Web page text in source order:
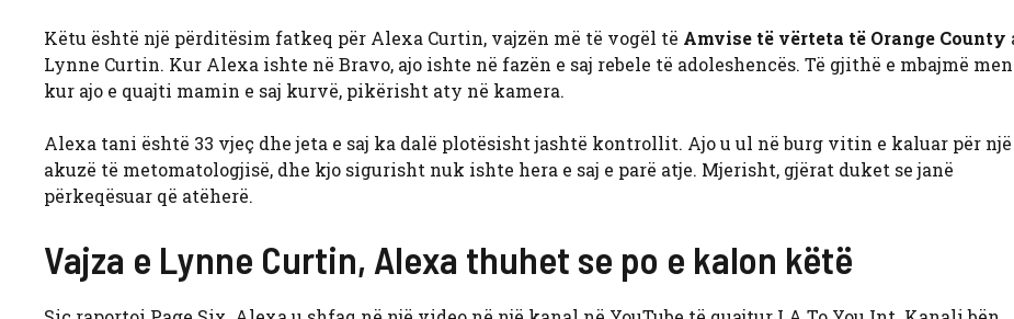
Këtu është një përditësim fatkeq për Alexa Curtin, vajzën më të vogël të Amvise të vërteta të Orange County
Lynne Curtin. Kur Alexa ishte në Bravo, ajo ishte në fazën e saj rebele të adoleshencës. Të gjithë e mbajmë
kur ajo e quajti mamin e saj kurvë, pikërisht aty në kamera.
Alexa tani është 33 vjeç dhe jeta e saj ka dalë plotësisht jashtë kontrollit. Ajo u ul në burg vitin e kaluar për një
akuzë të metomatologjisë, dhe kjo sigurisht nuk ishte hera e saj e parë atje. Mjerisht, gjërat duket se janë
përkeqësuar që atëherë.
Vajza e Lynne Curtin, Alexa thuhet se po e kalon këtë